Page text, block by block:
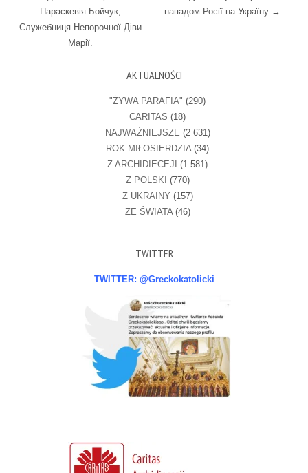
Параскевія Бойчук,
Служебниця Непорочної Діви
Марії.
нападом Росії на Україну →
AKTUALNOŚCI
"ŻYWA PARAFIA" (290)
CARITAS (18)
NAJWAŻNIEJSZE (2 631)
ROK MIŁOSIERDZIA(34)
Z ARCHIDIECEJI (1 581)
Z POLSKI (770)
Z UKRAINY (157)
ZE ŚWIATA(46)
TWITTER
TWITTER: @Greckokatolicki